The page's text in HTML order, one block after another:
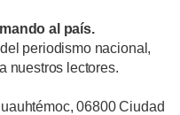
al país.
periodismo nacional,
nuestros lectores.
06800 Ciudad